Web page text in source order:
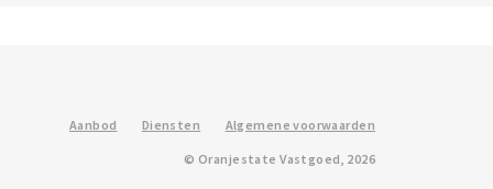
Aanbod Diensten Algemene voorwaarden
© Oranjestate Vastgoed, 2026